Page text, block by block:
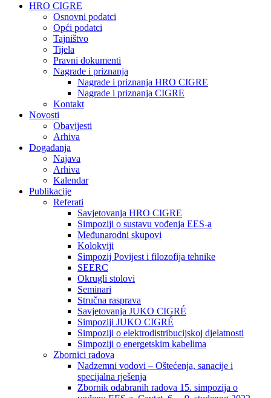
HRO CIGRE
Osnovni podatci​
Opći podatci
Tajništvo
Tijela
Pravni dokumenti
Nagrade i priznanja
Nagrade i priznanja HRO CIGRE
Nagrade i priznanja CIGRE
Kontakt
Novosti
Obavijesti
Arhiva
Događanja
Najava
Arhiva
Kalendar
Publikacije
Referati
Savjetovanja HRO CIGRE
Simpoziji o sustavu vođenja EES-a
Međunarodni skupovi
Kolokviji​
Simpozij Povijest i filozofija tehnike
SEERC
Okrugli stolovi
Seminari​
Stručna rasprava​
Savjetovanja JUKO CIGRÉ
Simpoziji JUKO CIGRÉ
Simpoziji o elektrodistribucijskoj djelatnosti
Simpoziji o energetskim kabelima
Zbornici radova
Nadzemni vodovi – Oštećenja, sanacije i
specijalna rješenja
Zbornik odabranih radova 15. simpozija o